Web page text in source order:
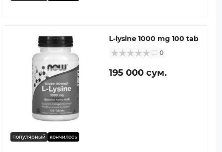
популярный кончилось
L-lysine 1000 mg 100 tab
0
195 000 сум.